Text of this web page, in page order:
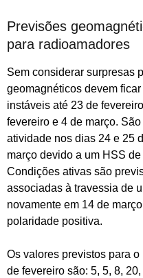
Previsões
para radioamadores
Sem considerar surpresas
geomagnéticos devem
instáveis até 23 de
fevereiro e 4 de março.
atividade nos dias 24 e 25
março devido a um HSS
Condições ativas são
associadas à travessia de
novamente em 14 de
polaridade positiva.
Os valores previstos para
de fevereiro são: 5, 5, 8,